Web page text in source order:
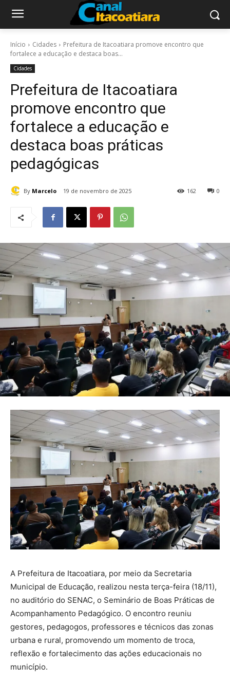
Início Cidades
Prefeitura de Itacoatiara promove encontro que
fortalece a educação e destaca boas...
Cidades
Prefeitura de Itacoatiara
promove encontro que
fortalece a educação e
destaca boas práticas
pedagógicas
By Marcelo 19 de novembro de 2025 0
162
A Prefeitura de Itacoatiara, por meio da Secretaria
Municipal de Educação, realizou nesta terça-feira (18/11),
no auditório do SENAC, o Seminário de Boas Práticas de
Acompanhamento Pedagógico. O encontro reuniu
gestores, pedagogos, professores e técnicos das zonas
urbana e rural, promovendo um momento de troca,
reflexão e fortalecimento das ações educacionais no
município.